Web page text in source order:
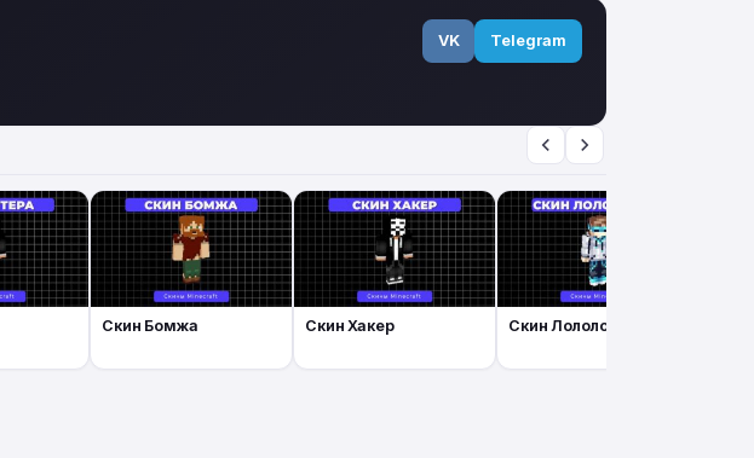
VK Telegram
Скин Бомжа Скин Хакер Скин Лололошка